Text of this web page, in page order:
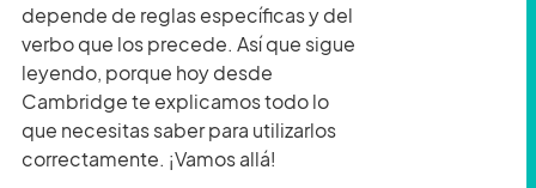
depende de reglas específicas y del
verbo que los precede. Así que sigue
leyendo, porque hoy desde
Cambridge te explicamos todo lo
que necesitas saber para utilizarlos
correctamente. ¡Vamos allá!